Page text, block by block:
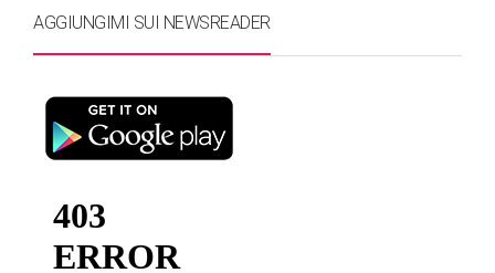
AGGIUNGIMI SUI NEWSREADER